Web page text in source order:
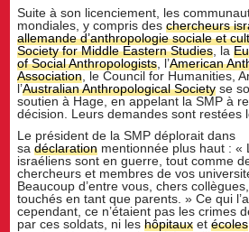
Suite à son licenciement, les
mondiales, y compris deschercheurs
allemande d’anthropologie sociale et
Society for Middle Eastern Studies , la
of Social Anthropologists , l’American
Association , le Council for Humanities,
l’Australian Anthropological Society se
soutien à Hage, en appelant la SMP à
décision. Leurs demandes sont restées
Le président de la SMP déplorait dans
sadéclaration mentionnée plus haut : «
israéliens sont en guerre, tout comme
chercheurs et membres de vos
Beaucoup d’entre vous, chers
touchés en tant que parents. » Ce qui
cependant, ce n’étaient pas les crimes
par ces soldats, ni leshôpitaux etécoles